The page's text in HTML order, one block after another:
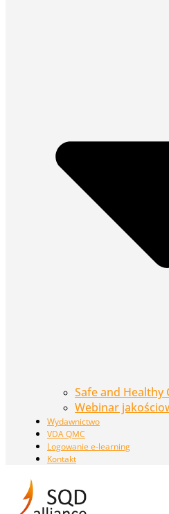
Safe and Healthy
Webinar
Wydawnictwo
VDA QMC
Logowanie e-learning
Kontakt